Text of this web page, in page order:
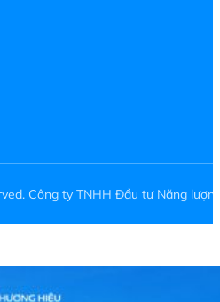
Công ty TNHH Đầu tư Năng